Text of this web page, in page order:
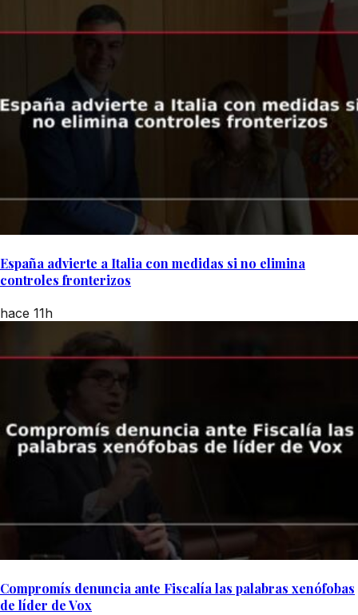
España advierte a Italia con medidas si no elimina
controles fronterizos
hace 11h
Compromís denuncia ante Fiscalía las palabras xenófobas
de líder de Vox